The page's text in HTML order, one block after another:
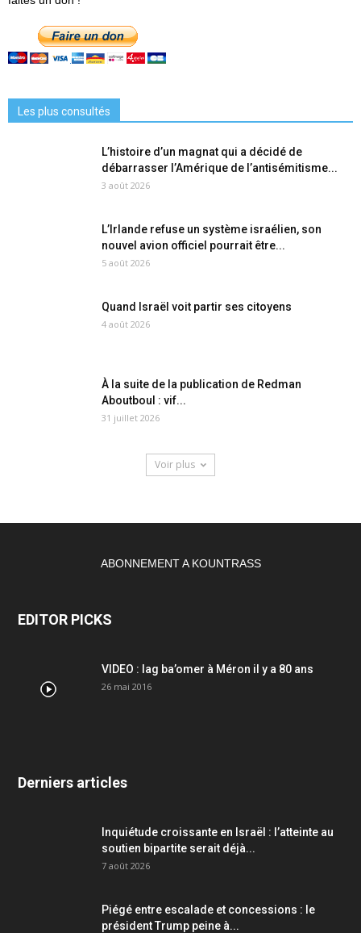
Les plus consultés
L’histoire d’un magnat qui a décidé de
débarrasser l’Amérique de l’antisémitisme...
3 août 2026
L’Irlande refuse un système israélien, son
nouvel avion officiel pourrait être...
5 août 2026
Quand Israël voit partir ses citoyens
4 août 2026
À la suite de la publication de Redman
Aboutboul : vif...
31 juillet 2026
Voir plus
ABONNEMENT A KOUNTRASS
EDITOR PICKS
VIDEO : lag ba’omer à Méron il y a 80 ans
26 mai 2016
Derniers articles
Inquiétude croissante en Israël : l’atteinte au
soutien bipartite serait déjà...
7 août 2026
Piégé entre escalade et concessions : le
président Trump peine à...